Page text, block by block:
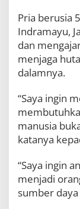
Pria berusia
Indramayu,
dan
menjaga
dalamnya.
“Saya ingin
manusia
katanya
“Saya ingin
menjadi
sumber daya